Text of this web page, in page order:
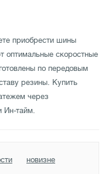
приобрести шины
оптимальные скоростные
по передовым
резины. Купить
через
Ин-тайм.
новизне